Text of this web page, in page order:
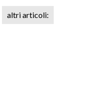
altri articoli: